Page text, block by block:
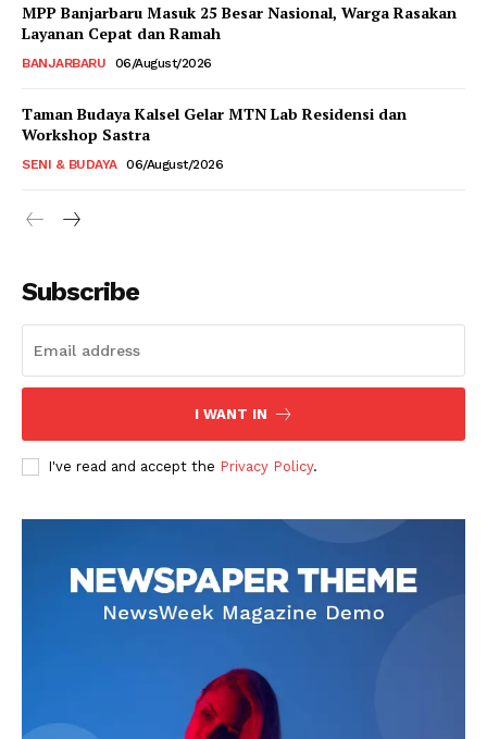
MPP Banjarbaru Masuk 25 Besar Nasional, Warga Rasakan
Layanan Cepat dan Ramah
BANJARBARU 06/August/2026
Taman Budaya Kalsel Gelar MTN Lab Residensi dan
Workshop Sastra
SENI & BUDAYA 06/August/2026
Subscribe
I WANT IN
I've read and accept the Privacy Policy.